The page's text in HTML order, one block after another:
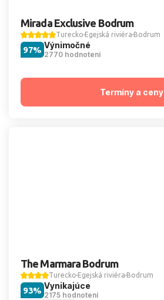
Mirada Exclusive Bodrum
Turecko Egejská riviéra Bodrum
Výnimočné
2770 hodnotení
97%
Termíny a ceny
The Marmara Bodrum
Turecko Egejská riviéra Bodrum
Vynikajúce
2175 hodnotení
93%